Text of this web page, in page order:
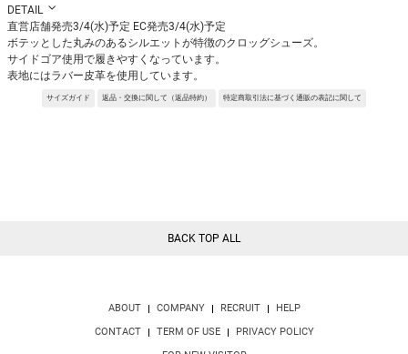
DETAIL
直営店舗発売3/4(水)予定 EC発売3/4(水)予定
ボテッとした丸みのあるシルエットが特徴のクロッグシューズ。
サイドゴア使用で履きやすくなっています。
表地にはラバー皮革を使用しています。
※サンプルを使用して撮影しております。実際の商品と仕様が異なる場合がござ
サイズガイド 返品・交換に関して（返品特約） 特定商取引法に基づく通販の表記に関して
BACK TOP ALL
ABOUT COMPANY RECRUIT
HELP
CONTACT
TERM OF USE
PRIVACY POLICY